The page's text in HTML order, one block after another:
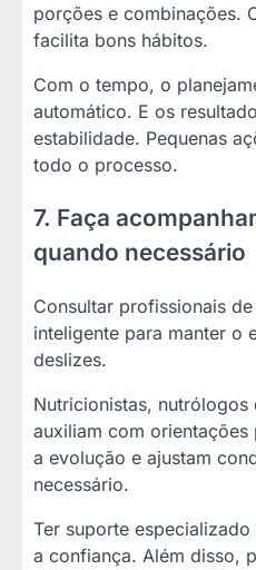
porções e combinações.
facilita bons hábitos.
Com o tempo, o
automático. E os
estabilidade. Pequenas
todo o processo.
7. Faça
quando necessário
Consultar profissionais
inteligente para manter o
deslizes.
Nutricionistas,
auxiliam com orientações
a evolução e ajustam
necessário.
Ter suporte
a confiança. Além disso,